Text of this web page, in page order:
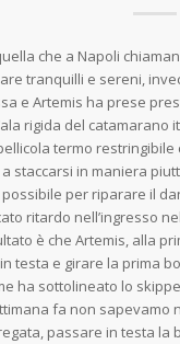
che a Napoli
tranquilli e sereni,
e Artemis ha prese
rigida del catamarano
termo
staccarsi in maniera
per riparare il
ritardo nell’ingresso
è che Artemis, alla
testa e girare la prima
ha sottolineato lo
fa non sapevamo
passare in testa la